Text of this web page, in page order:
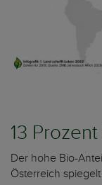
13
Der hohe Bio-
Österreich